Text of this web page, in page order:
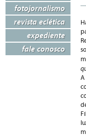
fotojornalismo
revista eclética
expediente
fale conosco